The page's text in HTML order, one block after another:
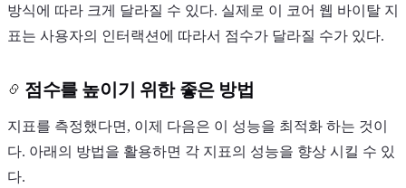
방식에 따라 크게 달라질 수 있다. 실제로 이 코어 웹 바이탈 지
표는 사용자의 인터랙션에 따라서 점수가 달라질 수가 있다.
점수를 높이기 위한 좋은 방법
지표를 측정했다면, 이제 다음은 이 성능을 최적화 하는 것이
다. 아래의 방법을 활용하면 각 지표의 성능을 향상 시킬 수 있
다.